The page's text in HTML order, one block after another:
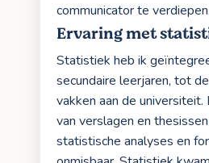
communicator te verdiepen.
Ervaring met
Statistiek heb ik
secundaire leerjaren, tot
vakken aan de universiteit.
van verslagen en
statistische analyses en